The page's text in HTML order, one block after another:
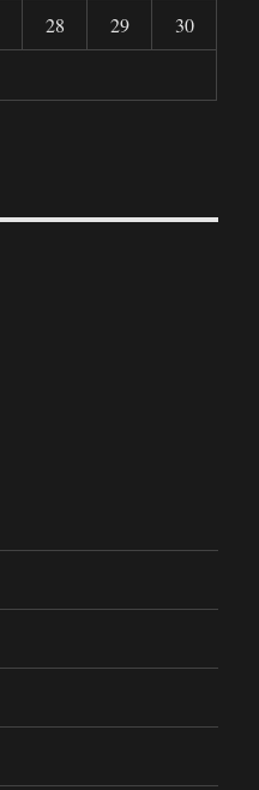
28 29
30